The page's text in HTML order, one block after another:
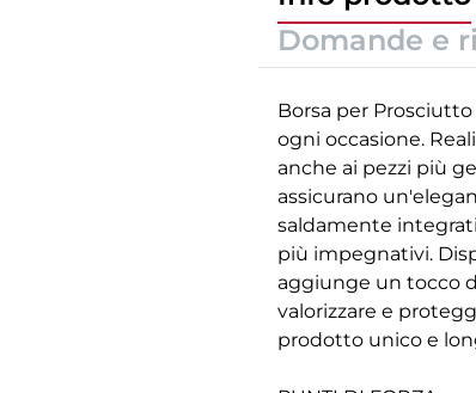
Domande e
Borsa per
ogni occasione.
anche ai pezzi più
assicurano
saldamente
più impegnativi.
aggiunge un tocco
valorizzare e
prodotto unico e